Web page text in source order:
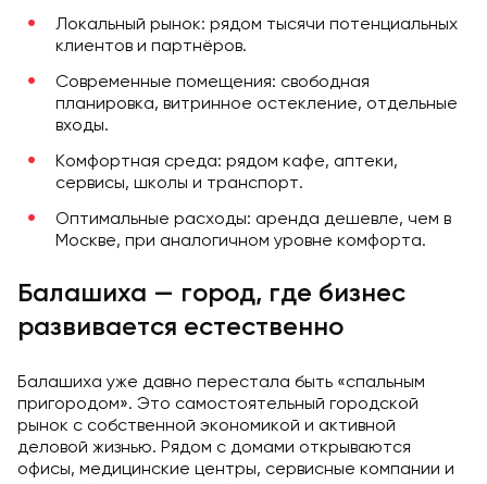
Локальный рынок: рядом тысячи потенциальных
клиентов и партнёров.
Современные помещения: свободная
планировка, витринное остекление, отдельные
входы.
Комфортная среда: рядом кафе, аптеки,
сервисы, школы и транспорт.
Оптимальные расходы: аренда дешевле, чем в
Москве, при аналогичном уровне комфорта.
Балашиха — город, где бизнес
развивается естественно
Балашиха уже давно перестала быть «спальным
пригородом». Это самостоятельный городской
рынок с собственной экономикой и активной
деловой жизнью. Рядом с домами открываются
офисы, медицинские центры, сервисные компании и